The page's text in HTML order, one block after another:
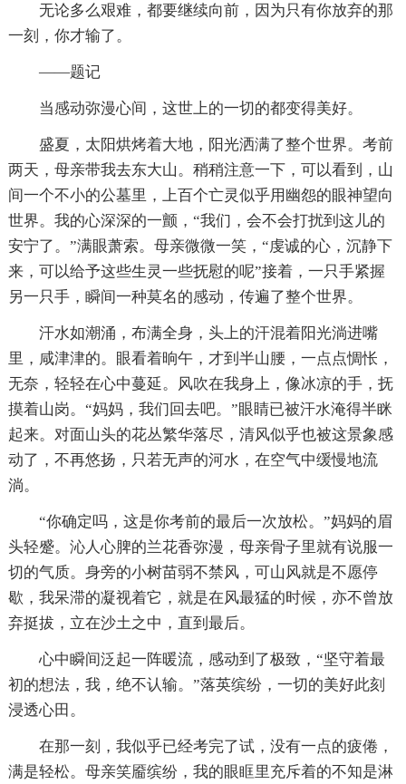
无论多么艰难，都要继续向前，因为只有你放弃的那
一刻，你才输了。
——题记
当感动弥漫心间，这世上的一切的都变得美好。
盛夏，太阳烘烤着大地，阳光洒满了整个世界。考前
两天，母亲带我去东大山。稍稍注意一下，可以看到，山
间一个不小的公墓里，上百个亡灵似乎用幽怨的眼神望向
世界。我的心深深的一颤，“我们，会不会打扰到这儿的
安宁了。”满眼萧索。母亲微微一笑，“虔诚的心，沉静下
来，可以给予这些生灵一些抚慰的呢”接着，一只手紧握
另一只手，瞬间一种莫名的感动，传遍了整个世界。
汗水如潮涌，布满全身，头上的汗混着阳光淌进嘴
里，咸津津的。眼看着晌午，才到半山腰，一点点惆怅，
无奈，轻轻在心中蔓延。风吹在我身上，像冰凉的手，抚
摸着山岗。“妈妈，我们回去吧。”眼睛已被汗水淹得半眯
起来。对面山头的花丛繁华落尽，清风似乎也被这景象感
动了，不再悠扬，只若无声的河水，在空气中缓慢地流
淌。
“你确定吗，这是你考前的最后一次放松。”妈妈的眉
头轻蹙。沁人心脾的兰花香弥漫，母亲骨子里就有说服一
切的气质。身旁的小树苗弱不禁风，可山风就是不愿停
歇，我呆滞的凝视着它，就是在风最猛的时候，亦不曾放
弃挺拔，立在沙土之中，直到最后。
心中瞬间泛起一阵暖流，感动到了极致，“坚守着最
初的想法，我，绝不认输。”落英缤纷，一切的美好此刻
浸透心田。
在那一刻，我似乎已经考完了试，没有一点的疲倦，
满是轻松。母亲笑靥缤纷，我的眼眶里充斥着的不知是淋